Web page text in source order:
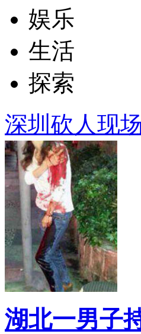
娱乐
生活
探索
深圳砍人现
湖北一男子